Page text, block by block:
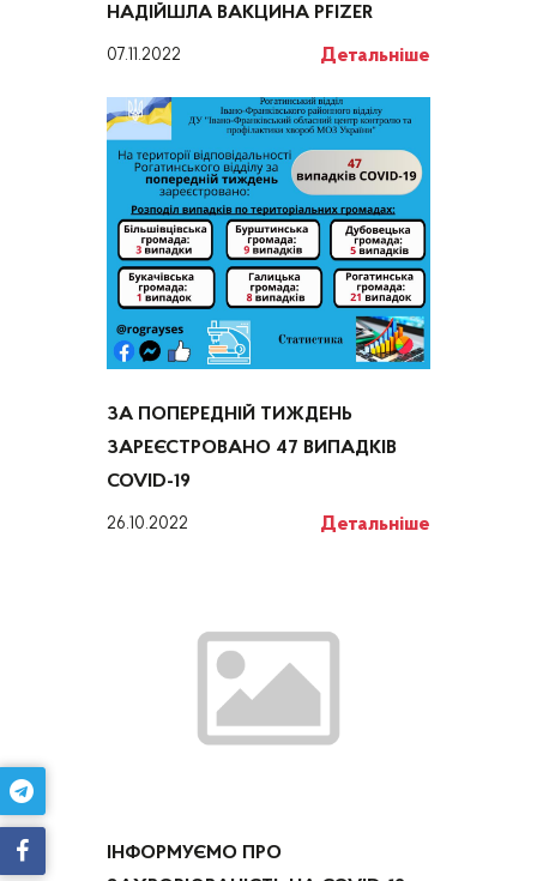
НАДІЙШЛА ВАКЦИНА PFIZER
07.11.2022 Детальніше
ЗА ПОПЕРЕДНІЙ ТИЖДЕНЬ
ЗАРЕЄСТРОВАНО 47 ВИПАДКІВ
COVID-19
26.10.2022 Детальніше
ІНФОРМУЄМО ПРО